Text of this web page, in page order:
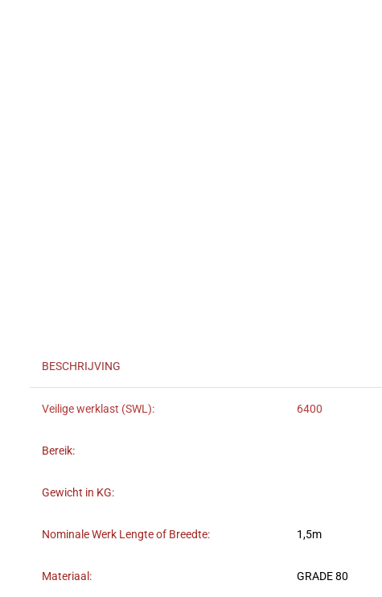
BESCHRIJVING
Veilige werklast (SWL): 6400
Bereik:
Gewicht in KG:
Nominale Werk Lengte of Breedte: 1,5m
Materiaal: GRADE 80